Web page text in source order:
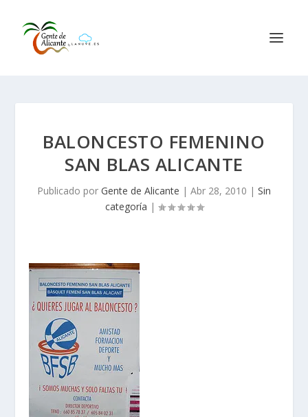
BALONCESTO FEMENINO
SAN BLAS ALICANTE
Publicado por Gente de Alicante | Abr 28, 2010 | Sin
categoría |